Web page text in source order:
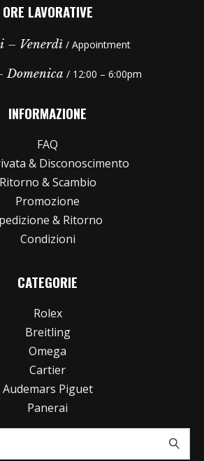
ORE LAVORATIVE
– Venerdì / Appointment
Domenica / 12:00 – 6:00pm
INFORMAZIONE
FAQ
& Disconoscimento
Ritorno & Scambio
Promozione
& Ritorno
Condizioni
CATEGORIE
Rolex
Breitling
Omega
Cartier
Audemars Piguet
Panerai